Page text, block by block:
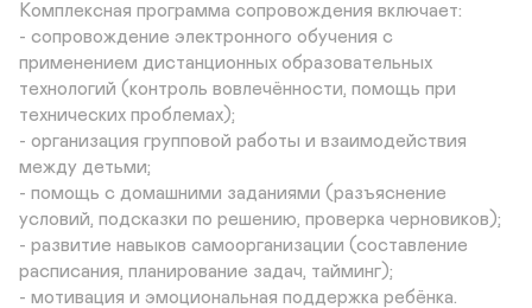
Комплексная программа сопровождения включает:
- сопровождение электронного обучения с
применением дистанционных образовательных
технологий (контроль вовлечённости, помощь при
технических проблемах);
- организация групповой работы и взаимодействия
между детьми;
- помощь с домашними заданиями (разъяснение
условий, подсказки по решению, проверка черновиков);
- развитие навыков самоорганизации (составление
расписания, планирование задач, тайминг);
- мотивация и эмоциональная поддержка ребёнка.